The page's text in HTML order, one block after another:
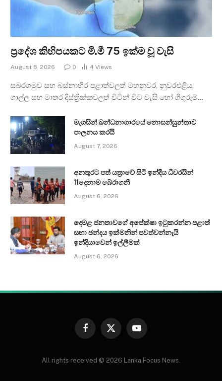
ප්‍රදේශ කිහිපයකට මි.මී 75 ඉක්ම වූ වැසි
August 8, 2026 0 4 Views
සබරගමුව සහ බස්නාහිර පළාත්වලත් මහනුවර, නුවරඑළිය,
ගාල්ල සහ මාතර දිස්ත්‍රික්කවලත් විටින් විට වැසි හෝ ගිගුරුම්…
මැගසින් බන්ධනාගාරයේ නොසන්සුන්තාව
පාලනය කරයි
August 7, 2026
අනතුරට පත් යත්‍රාවේ සිටි ඉන්දීය ධීවරයින්
11දෙනාම බේරාගනී
August 6, 2026
දෙමළ ජනතාවගේ අපේක්ෂා ඉටුකරන්න පළාත්
සභා ඡන්දය ඉක්මනින් පවත්වන්නැයි
ඉන්දියාවෙන් ඉල්ලීමක්
August 6, 2026
Facebook
X
YouTube
All rights received © 2026 Lanka Focus News.